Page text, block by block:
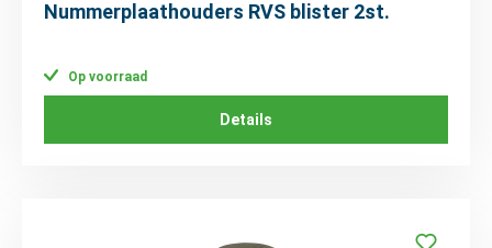
Nummerplaathouders RVS blister 2st.
Op voorraad
Details